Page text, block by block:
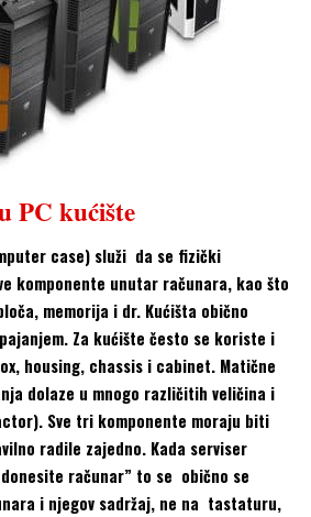
PC kućište
case) služi da se fizički
komponente unutar računara, kao što
memorija i dr. Kućišta obično
Za kućište često se koriste i
housing, chassis i cabinet. Matične
dolaze u mnogo različitih veličina i
Sve tri komponente moraju biti
radile zajedno. Kada serviser
računar” to se obično se
i njegov sadržaj, ne na tastaturu,